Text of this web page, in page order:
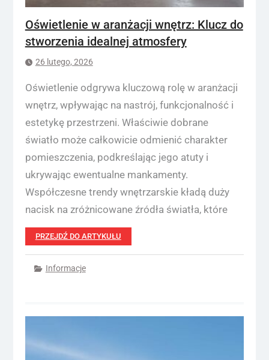
Oświetlenie w aranżacji wnętrz: Klucz do
stworzenia idealnej atmosfery
26 lutego, 2026
Oświetlenie odgrywa kluczową rolę w aranżacji
wnętrz, wpływając na nastrój, funkcjonalność i
estetykę przestrzeni. Właściwie dobrane
światło może całkowicie odmienić charakter
pomieszczenia, podkreślając jego atuty i
ukrywając ewentualne mankamenty.
Współczesne trendy wnętrzarskie kładą duży
nacisk na zróżnicowane źródła światła, które
PRZEJDŹ DO ARTYKUŁU
Informacje